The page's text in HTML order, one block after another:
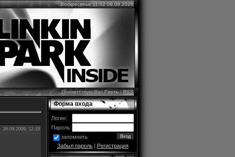
Воскресенье 11:02 09.08.2026
Приветствую ВасГость|RSS
26.09.2009, 12:19
Форма входа
Логин:
Пароль:
запомнить
Забыл пароль| Регистрация